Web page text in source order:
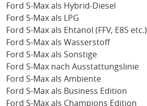
Ford S-Max als Hybrid-Diesel
Ford S-Max als LPG
Ford S-Max als Ehtanol (FFV, E85 etc.)
Ford S-Max als Wasserstoff
Ford S-Max als Sonstige
Ford S-Max nach Ausstattungslinie
Ford S-Max als Ambiente
Ford S-Max als Business Edition
Ford S-Max als Champions Edition